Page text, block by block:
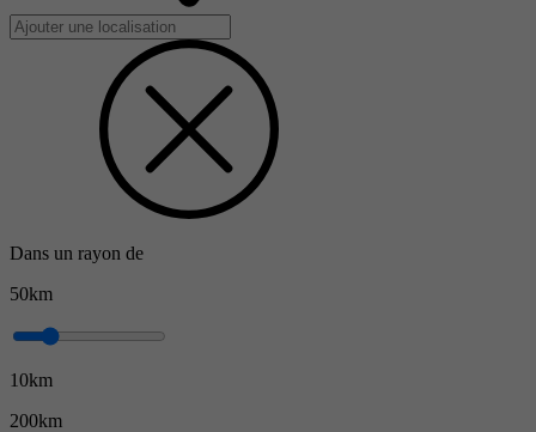
Dans un rayon de
50km
10km
200km